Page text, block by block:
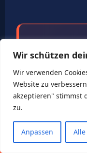
Wir schützen
Wir verwenden
Website zu
akzeptieren" stimmst
zu.
Anpassen
„Du
wenn
GUTACHTEN KOSTENLOS